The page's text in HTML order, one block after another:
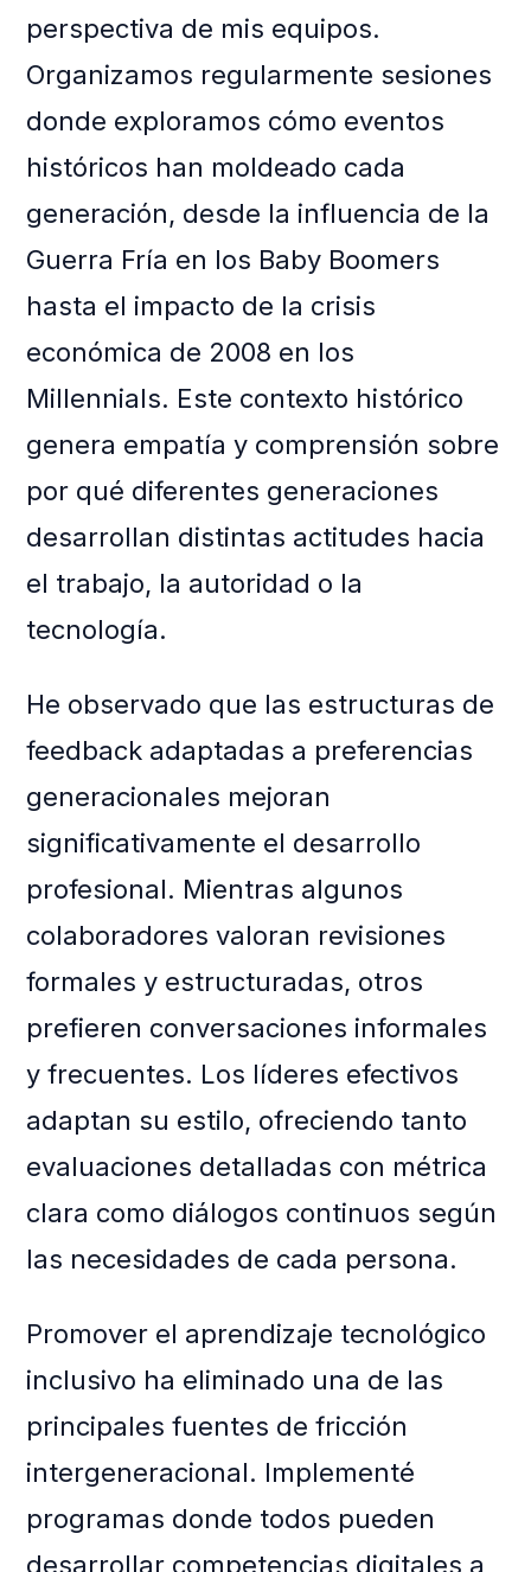
perspectiva de mis equipos.
Organizamos regularmente sesiones
donde exploramos cómo eventos
históricos han moldeado cada
generación, desde la influencia de la
Guerra Fría en los Baby Boomers
hasta el impacto de la crisis
económica de 2008 en los
Millennials. Este contexto histórico
genera empatía y comprensión sobre
por qué diferentes generaciones
desarrollan distintas actitudes hacia
el trabajo, la autoridad o la
tecnología.
He observado que las estructuras de
feedback adaptadas a preferencias
generacionales mejoran
significativamente el desarrollo
profesional. Mientras algunos
colaboradores valoran revisiones
formales y estructuradas, otros
prefieren conversaciones informales
y frecuentes. Los líderes efectivos
adaptan su estilo, ofreciendo tanto
evaluaciones detalladas con métrica
clara como diálogos continuos según
las necesidades de cada persona.
Promover el aprendizaje tecnológico
inclusivo ha eliminado una de las
principales fuentes de fricción
intergeneracional. Implementé
programas donde todos pueden
desarrollar competencias digitales a